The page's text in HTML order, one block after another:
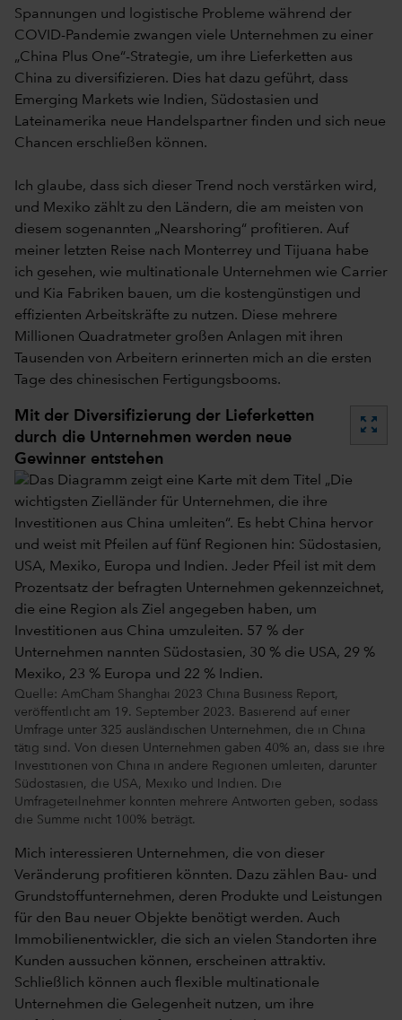
Spannungen und logistische Probleme während der
COVID-Pandemie zwangen viele Unternehmen zu einer
„China Plus One“-Strategie, um ihre Lieferketten aus
China zu diversifizieren. Dies hat dazu geführt, dass
Emerging Markets wie Indien, Südostasien und
Lateinamerika neue Handelspartner finden und sich neue
Chancen erschließen können.
Ich glaube, dass sich dieser Trend noch verstärken wird,
und Mexiko zählt zu den Ländern, die am meisten von
diesem sogenannten „Nearshoring“ profitieren. Auf
meiner letzten Reise nach Monterrey und Tijuana habe
ich gesehen, wie multinationale Unternehmen wie Carrier
und Kia Fabriken bauen, um die kostengünstigen und
effizienten Arbeitskräfte zu nutzen. Diese mehrere
Millionen Quadratmeter großen Anlagen mit ihren
Tausenden von Arbeitern erinnerten mich an die ersten
Tage des chinesischen Fertigungsbooms.
Mit der Diversifizierung der Lieferketten
durch die Unternehmen werden neue
Gewinner entstehen
zoom_out_map
Quelle: AmCham Shanghai 2023 China Business Report,
veröffentlicht am 19. September 2023. Basierend auf einer
Umfrage unter 325 ausländischen Unternehmen, die in China
tätig sind. Von diesen Unternehmen gaben 40% an, dass sie ihre
Investitionen von China in andere Regionen umleiten, darunter
Südostasien, die USA, Mexiko und Indien. Die
Umfrageteilnehmer konnten mehrere Antworten geben, sodass
die Summe nicht 100% beträgt.
Mich interessieren Unternehmen, die von dieser
Veränderung profitieren könnten. Dazu zählen Bau- und
Grundstoffunternehmen, deren Produkte und Leistungen
für den Bau neuer Objekte benötigt werden. Auch
Immobilienentwickler, die sich an vielen Standorten ihre
Kunden aussuchen können, erscheinen attraktiv.
Schließlich können auch flexible multinationale
Unternehmen die Gelegenheit nutzen, um ihre